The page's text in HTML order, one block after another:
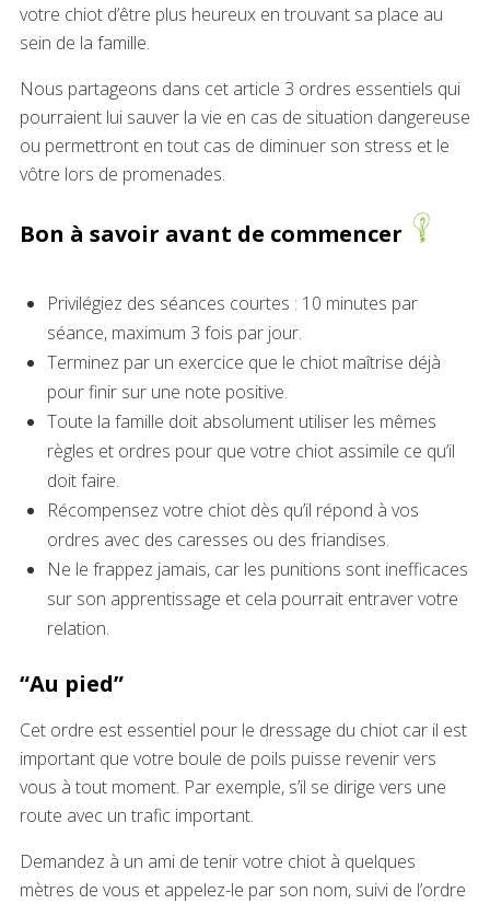
votre chiot d’être plus heureux en trouvant sa place au
sein de la famille.
Nous partageons dans cet article 3 ordres essentiels qui
pourraient lui sauver la vie en cas de situation dangereuse
ou permettront en tout cas de diminuer son stress et le
vôtre lors de promenades.
Bon à savoir avant de commencer
Privilégiez des séances courtes : 10 minutes par
séance, maximum 3 fois par jour.
Terminez par un exercice que le chiot maîtrise déjà
pour finir sur une note positive.
Toute la famille doit absolument utiliser les mêmes
règles et ordres pour que votre chiot assimile ce qu’il
doit faire.
Récompensez votre chiot dès qu’il répond à vos
ordres avec des caresses ou des friandises.
Ne le frappez jamais, car les punitions sont inefficaces
sur son apprentissage et cela pourrait entraver votre
relation.
“Au pied”
Cet ordre est essentiel pour le dressage du chiot car il est
important que votre boule de poils puisse revenir vers
vous à tout moment. Par exemple, s’il se dirige vers une
route avec un trafic important.
Demandez à un ami de tenir votre chiot à quelques
mètres de vous et appelez-le par son nom, suivi de l’ordre